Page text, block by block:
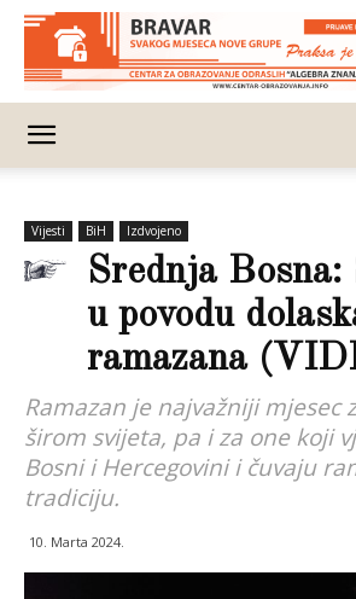
Vijesti BiH Izdvojeno
Srednja Bosna:
u povodu
ramazana
Ramazan je najvažniji mjesec
širom svijeta, pa i za one koji
Bosni i Hercegovini i čuvaju
tradiciju.
10. Marta 2024.